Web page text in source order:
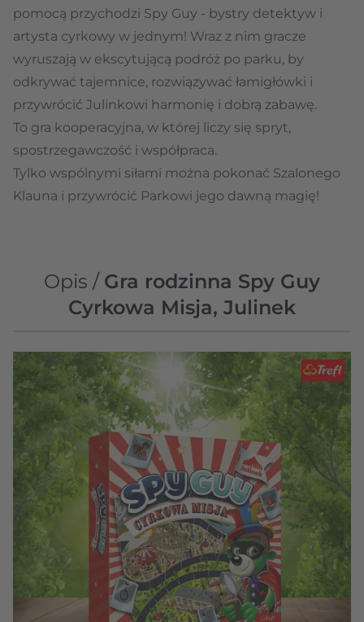
pomocą przychodzi Spy Guy - bystry detektyw i
artysta cyrkowy w jednym! Wraz z nim gracze
wyruszają w ekscytującą podróż po parku, by
odkrywać tajemnice, rozwiązywać łamigłówki i
przywrócić Julinkowi harmonię i dobrą zabawę.
To gra kooperacyjna, w której liczy się spryt,
spostrzegawczość i współpraca.
Tylko wspólnymi siłami można pokonać Szalonego
Klauna i przywrócić Parkowi jego dawną magię!
Opis / Gra rodzinna Spy Guy
Cyrkowa Misja, Julinek